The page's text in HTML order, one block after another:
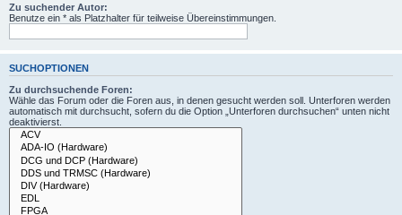
Zu suchender Autor:
Benutze ein * als Platzhalter für teilweise Übereinstimmungen.
SUCHOPTIONEN
Zu durchsuchende Foren:
Wähle das Forum oder die Foren aus, in denen gesucht werden soll. Unterforen werden
automatisch mit durchsucht, sofern du die Option „Unterforen durchsuchen“ unten nicht
deaktivierst.